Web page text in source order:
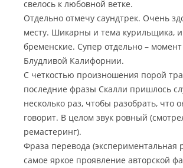
свелось к любовной ветке.
Отдельно отмечу саундтрек. Очень
месту. Шикарны и тема курильщика,
бременские. Супер отдельно –
Блудливой Калифорнии.
С четкостью произношения порой
последние фразы Скалли пришлось
несколько раз, чтобы разобрать, что
говорит. В целом звук ровный
ремастеринг).
Фраза перевода (экспериментальная
самое яркое проявление авторской